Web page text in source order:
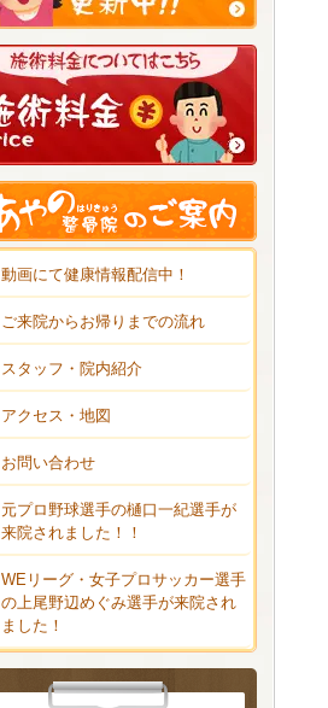
動画にて健康情報配信中！
ご来院からお帰りまでの流れ
スタッフ・院内紹介
アクセス・地図
お問い合わせ
元プロ野球選手の樋口一紀選手が
来院されました！！
WEリーグ・女子プロサッカー選手
の上尾野辺めぐみ選手が来院され
ました！